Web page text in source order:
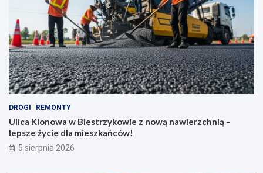
DROGI REMONTY
Ulica Klonowa w Biestrzykowie z nową nawierzchnią –
lepsze życie dla mieszkańców!
5 sierpnia 2026